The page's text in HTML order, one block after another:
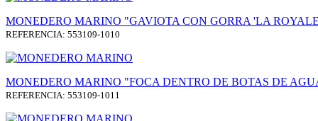
MONEDERO MARINO "GAVIOTA CON GORRA 'LA
REFERENCIA: 553109-1010
MONEDERO MARINO "FOCA DENTRO DE BOTAS DE
REFERENCIA: 553109-1011